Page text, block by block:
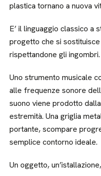
plastica tornano a nuova
E’ il linguaggio classico
progetto che si
rispettandone gli ingombri.
Uno strumento musicale
alle frequenze sonore
suono viene prodotto
estremità. Una griglia
portante, scompare
semplice contorno ideale.
Un oggetto,